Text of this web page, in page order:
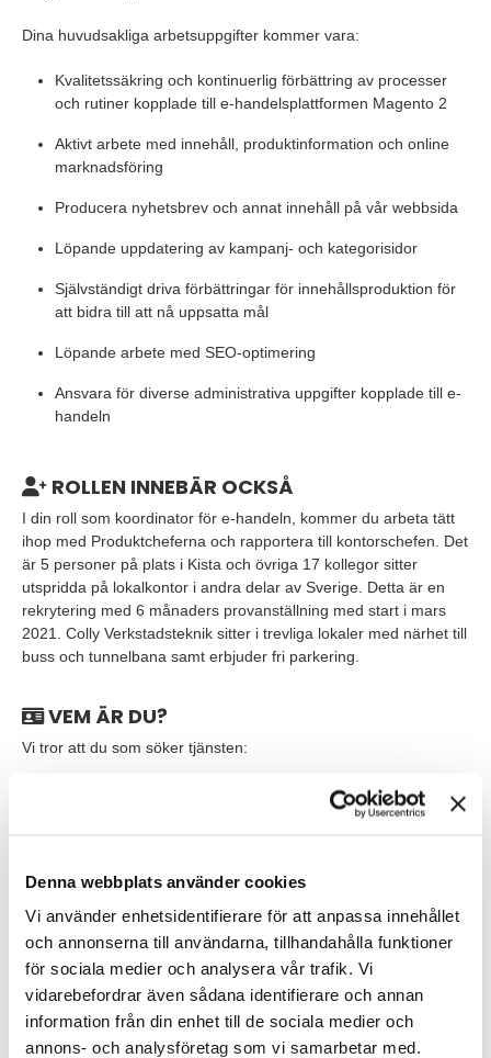
Denna webbplats använder cookies
Vi använder enhetsidentifierare för att anpassa innehållet
och annonserna till användarna, tillhandahålla funktioner
för sociala medier och analysera vår trafik. Vi
vidarebefordrar även sådana identifierare och annan
information från din enhet till de sociala medier och
annons- och analysföretag som vi samarbetar med.
Dina huvudsakliga arbetsuppgifter kommer vara:
Kvalitetssäkring och kontinuerlig förbättring av processer
och rutiner kopplade till e-handelsplattformen Magento 2
Aktivt arbete med innehåll, produktinformation och online
marknadsföring
Producera nyhetsbrev och annat innehåll på vår webbsida
Löpande uppdatering av kampanj- och kategorisidor
Självständigt driva förbättringar för innehållsproduktion för
att bidra till att nå uppsatta mål
Löpande arbete med SEO-optimering
Ansvara för diverse administrativa uppgifter kopplade till e-
handeln
ROLLEN INNEBÄR OCKSÅ
I din roll som koordinator för e-handeln, kommer du arbeta tätt
ihop med Produktcheferna och rapportera till kontorschefen. Det
är 5 personer på plats i Kista och övriga 17 kollegor sitter
utspridda på lokalkontor i andra delar av Sverige. Detta är en
rekrytering med 6 månaders provanställning med start i mars
2021. Colly Verkstadsteknik sitter i trevliga lokaler med närhet till
buss och tunnelbana samt erbjuder fri parkering.
VEM ÄR DU?
Vi tror att du som söker tjänsten:
Har ett par års erfarenhet från en liknande roll och relevant
och UX
Kunskap om hur man optimerar kundupplevelsen och kan
identifiera och analysera den digitala kundresan
Har förmågan och intresset att formulera, omarbeta texter
och produktinformation så att de upplevs som säljande och
informativa både för webben och nyhetsbrev t.ex.